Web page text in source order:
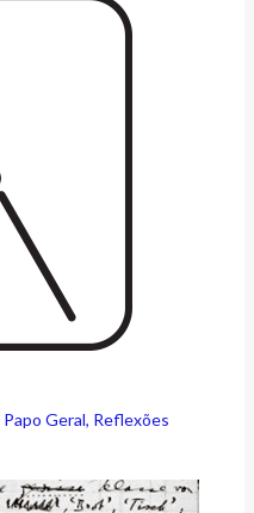
Papo Geral, Reflexões